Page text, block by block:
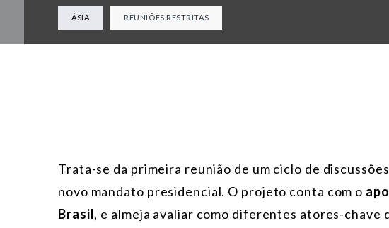
ÁSIA REUNIÕES RESTRITAS
Trata-se da primeira reunião de um ciclo de
novo mandato presidencial. O projeto conta com o
Brasil, e almeja avaliar como diferentes atores-chave